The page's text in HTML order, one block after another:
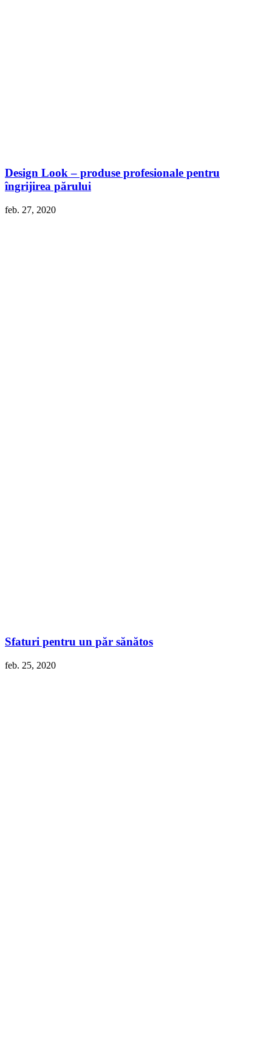
Design Look – produse profesionale pentru
îngrijirea părului
feb. 27, 2020
Sfaturi pentru un păr sănătos
feb. 25, 2020